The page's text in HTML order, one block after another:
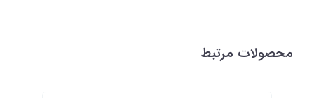
محصولات مرتبط